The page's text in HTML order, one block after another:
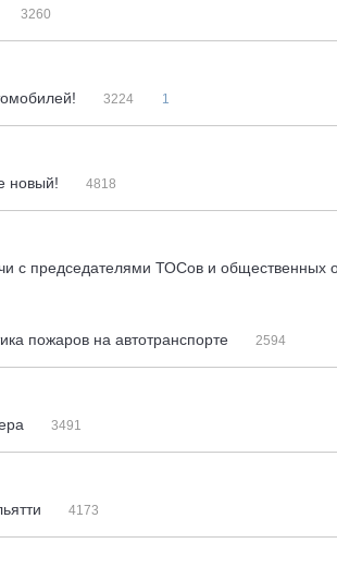
3260
3224 1
новый!
4818
с председателями ТОСов и общественных
пожаров на автотранспорте 2594
3491
4173